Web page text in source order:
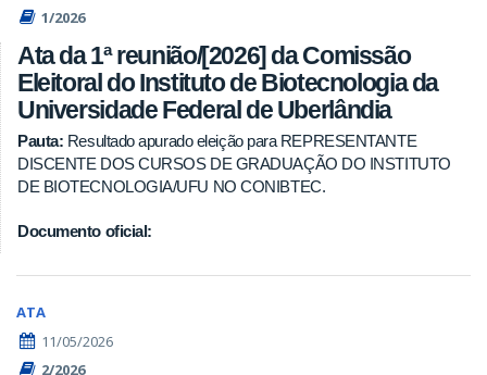
1/2026
Ata da 1ª reunião/[2026] da Comissão
Eleitoral do Instituto de Biotecnologia da
Universidade Federal de Uberlândia
Pauta: Resultado apurado eleição para REPRESENTANTE
DISCENTE DOS CURSOS DE GRADUAÇÃO DO INSTITUTO
DE BIOTECNOLOGIA/UFU NO CONIBTEC.
Documento oficial:
ATA
11/05/2026
2/2026